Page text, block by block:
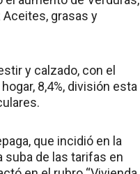
grasas y
y calzado, con el
8,4%, división esta
que incidió en la
suba de las tarifas en